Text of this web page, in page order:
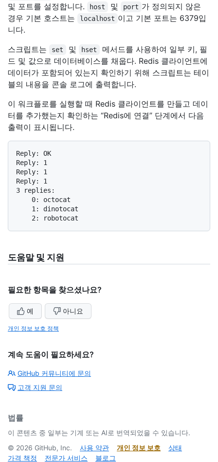
및 포트를 설정합니다.
host 및 port 가 정의되지 않은
경우 기본 호스트는
localhost 이고 기본 포트는 6379입
니다.
스크립트는
set 및 hset
메서드를 사용하여 일부 키, 필
드 및 값으로 데이터베이스를 채웁다. Redis 클라이언트에
데이터가 포함되어 있는지 확인하기 위해 스크립트는 테이
블의 내용을 콘솔 로그에 출력합니다.
이 워크플로를 실행할 때 Redis 클라이언트를 만들고 데이
터를 추가했는지 확인하는 “Redis에 연결” 단계에서 다음
출력이 표시됩니다.
Reply: OK
Reply: 1
Reply: 1
Reply: 1
3 replies:
도움말 및 지원
필요한 항목을 찾으셨나요?
예 아니요
개인 정보 보호 정책
계속 도움이 필요하세요?
GitHub 커뮤니티에 문의
고객 지원 문의
법률
이 콘텐츠 중 일부는 기계 또는 AI로 번역되었을 수 있습니다.
© 2026 GitHub, Inc. 사용 약관 개인 정보 보호
상태
가격 책정
전문가 서비스 블로그